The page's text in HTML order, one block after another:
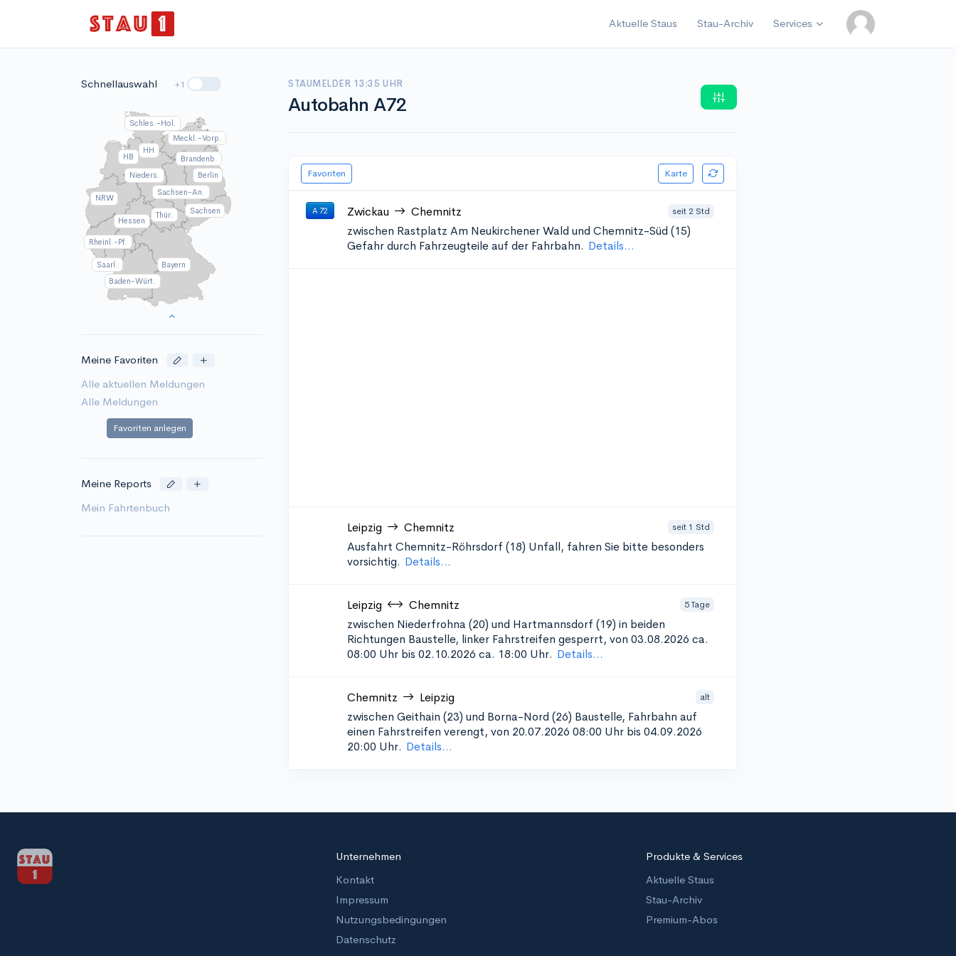
Aktuelle Staus Stau-Archiv Services
Schnellauswahl +1
Baden-Würt.
Bayern
Berlin
Brandenb.
HB
HH
Hessen
Meckl.-Vorp.
Nieders.
NRW
Rheinl.-Pf.
Saarl.
Sachsen-An.
Schles.-Hol.
Thür. Sachsen
Meine Favoriten
Alle aktuellen Meldungen
Alle Meldungen
Favoriten anlegen
Meine Reports
Mein Fahrtenbuch
STAUMELDER 13:35 UHR
Autobahn A72
Favoriten Karte
A 72 Zwickau Chemnitz seit 2 Std
zwischen Rastplatz Am Neukirchener Wald und Chemnitz-Süd (15)
Gefahr durch Fahrzeugteile auf der Fahrbahn. Details...
Leipzig Chemnitz seit 1 Std
Ausfahrt Chemnitz-Röhrsdorf (18) Unfall, fahren Sie bitte besonders
vorsichtig. Details...
Leipzig Chemnitz 5 Tage
zwischen Niederfrohna (20) und Hartmannsdorf (19) in beiden
Richtungen Baustelle, linker Fahrstreifen gesperrt, von 03.08.2026 ca.
08:00 Uhr bis 02.10.2026 ca. 18:00 Uhr. Details...
Chemnitz Leipzig alt
zwischen Geithain (23) und Borna-Nord (26) Baustelle, Fahrbahn auf
einen Fahrstreifen verengt, von 20.07.2026 08:00 Uhr bis 04.09.2026
20:00 Uhr. Details...
Unternehmen
Kontakt
Impressum
Nutzungsbedingungen
Datenschutz
Produkte & Services
Aktuelle Staus
Stau-Archiv
Premium-Abos